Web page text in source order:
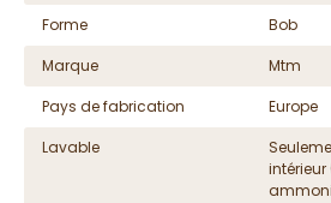
Forme
Bob
Marque
Mtm
Pays de fabrication
Europe
Lavable